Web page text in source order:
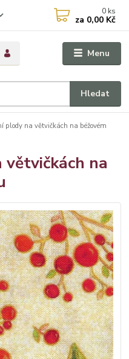
Menu
Hledat
0 ks
za 0,00 Kč
plody na větvičkách na béžovém
větvičkách na